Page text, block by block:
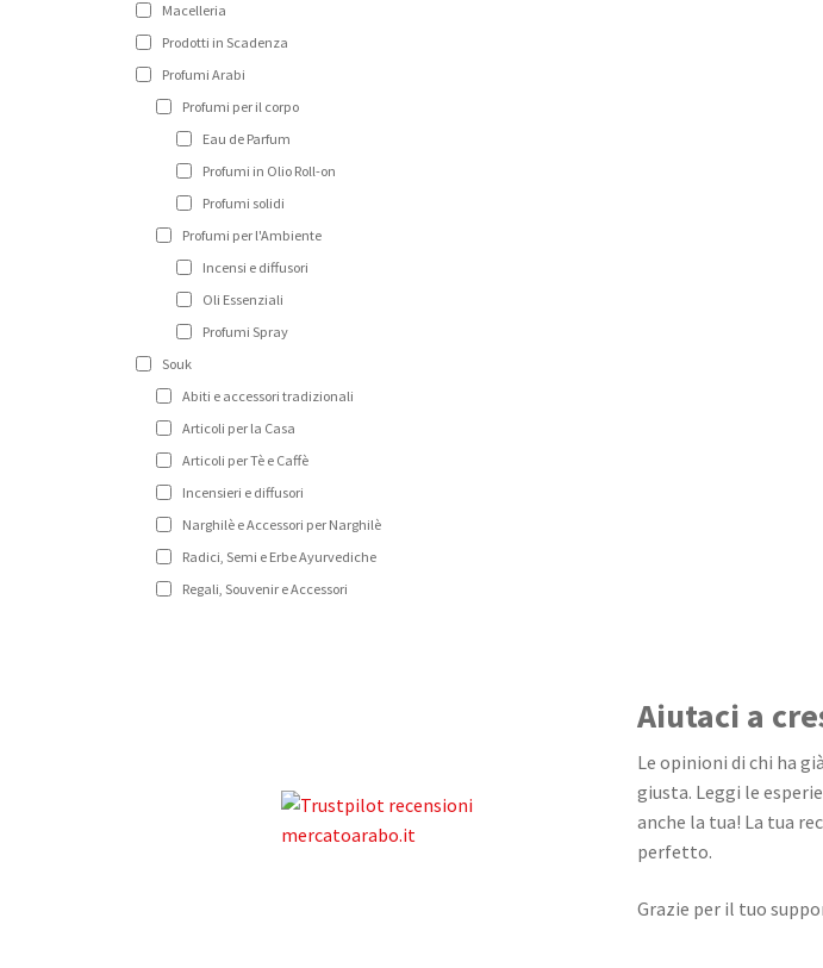
Macelleria
Prodotti in Scadenza
Profumi Arabi
Profumi per il corpo
Eau de Parfum
Profumi in Olio Roll-on
Profumi solidi
Profumi per l'Ambiente
Incensi e diffusori
Oli Essenziali
Profumi Spray
Souk
Abiti e accessori tradizionali
Articoli per la Casa
Articoli per Tè e Caffè
Incensieri e diffusori
Narghilè e Accessori per Narghilè
Radici, Semi e Erbe Ayurvediche
Regali, Souvenir e Accessori
Aiutaci a
Le opinioni di chi ha
giusta. Leggi le
anche la tua! La tua
perfetto.
Grazie per il tuo